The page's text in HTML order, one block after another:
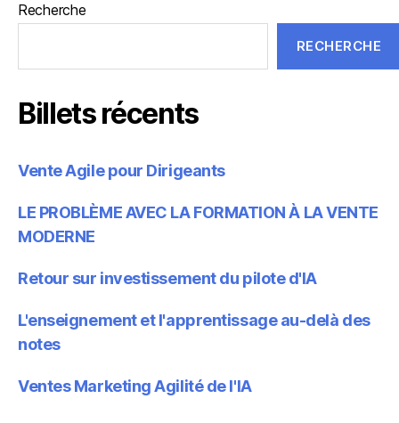
Recherche
RECHERCHE
Billets récents
Vente Agile pour Dirigeants
LE PROBLÈME AVEC LA FORMATION À LA VENTE
MODERNE
Retour sur investissement du pilote d'IA
L'enseignement et l'apprentissage au-delà des
notes
Ventes Marketing Agilité de l'IA